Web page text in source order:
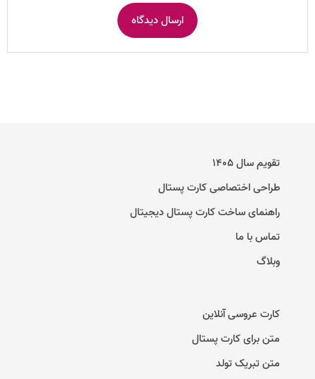
تقویم سال ۱۴۰۵
طراحی اختصاصی کارت پستال
راهنمای ساخت کارت پستال دیجیتال
تماس با ما
وبلاگ
کارت عروسی آنلاین
متن برای کارت پستال
متن تبریک تولد